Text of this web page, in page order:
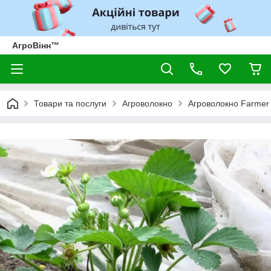
АгроВінн™
Товари та послуги Агроволокно Агроволокно Farmer